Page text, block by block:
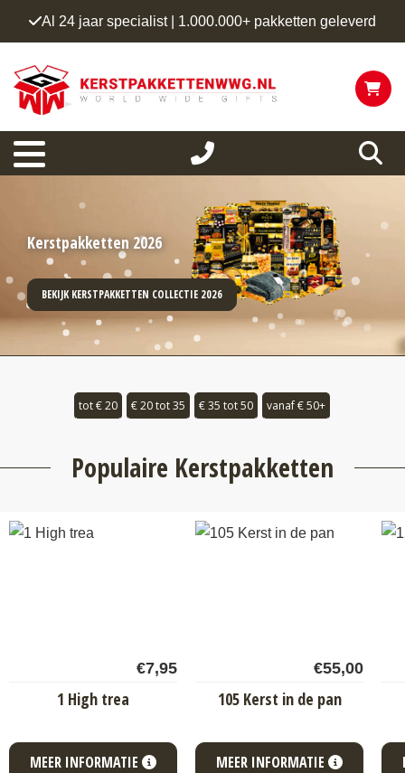
Al 24 jaar specialist | 1.000.000+ pakketten geleverd
Kerstpakketten 2026
BEKIJK KERSTPAKKETTEN COLLECTIE 2026
tot € 20 € 20 tot 35 € 35 tot 50 vanaf € 50+
Populaire Kerstpakketten
€7,95
1 High trea
MEER INFORMATIE
€55,00
105 Kerst in de pan
MEER INFORMATIE